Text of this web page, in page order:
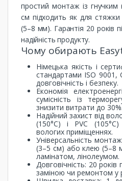
простий монтаж із гнучким
см підходить як для
(5–8 мм). Гарантія 20 років
надійність продукту.
Чому обирають
Німецька якість і
стандартами ISO 9001,
довговічність і безпеку.
Економія
сумісність із
знизити витрати до 30%.
Надійний захист від
(150°C) і PVC
вологих приміщеннях.
Універсальність
(3–5 см) або клею (5–8
ламінатом, лінолеумом.
Довговічність: 20
заміною чи ремонтом у